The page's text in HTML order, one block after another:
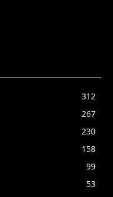
312
267
230
158
99
53